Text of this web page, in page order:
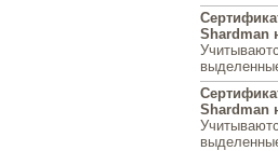
Shardman
Shardman